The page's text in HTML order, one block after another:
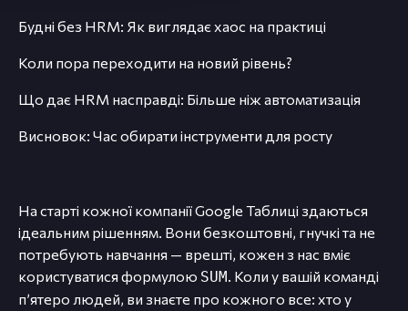
Будні без HRM: Як виглядає хаос на практиці
Коли пора переходити на новий рівень?
Що дає HRM насправді: Більше ніж автоматизація
Висновок: Час обирати інструменти для росту
На старті кожної компанії Google Таблиці здаються
ідеальним рішенням. Вони безкоштовні, гнучкі та не
потребують навчання — врешті, кожен з нас вміє
користуватися формулою SUM. Коли у вашій команді
п’ятеро людей, ви знаєте про кожного все: хто у